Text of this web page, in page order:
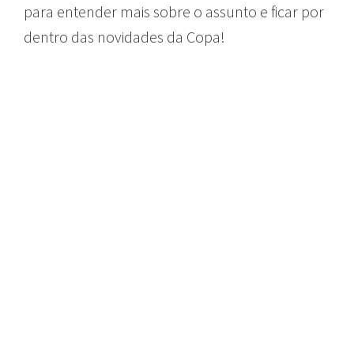
para entender mais sobre o assunto e ficar por
dentro das novidades da Copa!